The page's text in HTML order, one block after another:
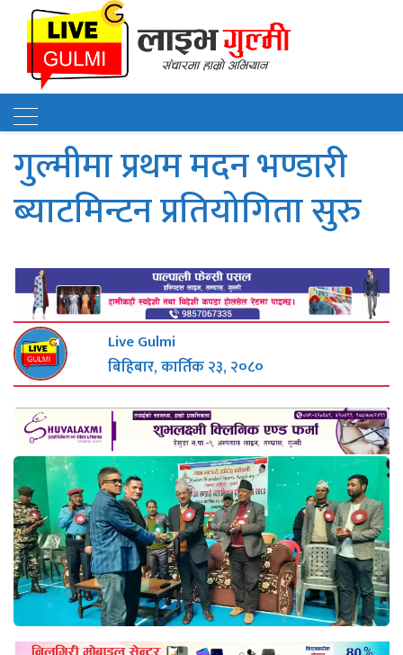
गुल्मीमा प्रथम मदन भण्डारी
ब्याटमिन्टन प्रतियोगिता सुरु
Live Gulmi
बिहिबार, कार्तिक २३, २०८०